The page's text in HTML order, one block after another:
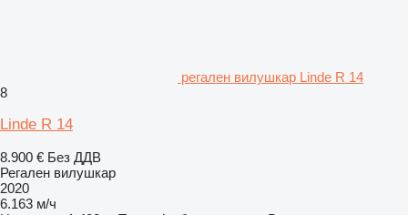
регален вилушкар Linde R 14
8
Linde R 14
8.900 € Без ДДВ
Регален вилушкар
2020
6.163 м/ч